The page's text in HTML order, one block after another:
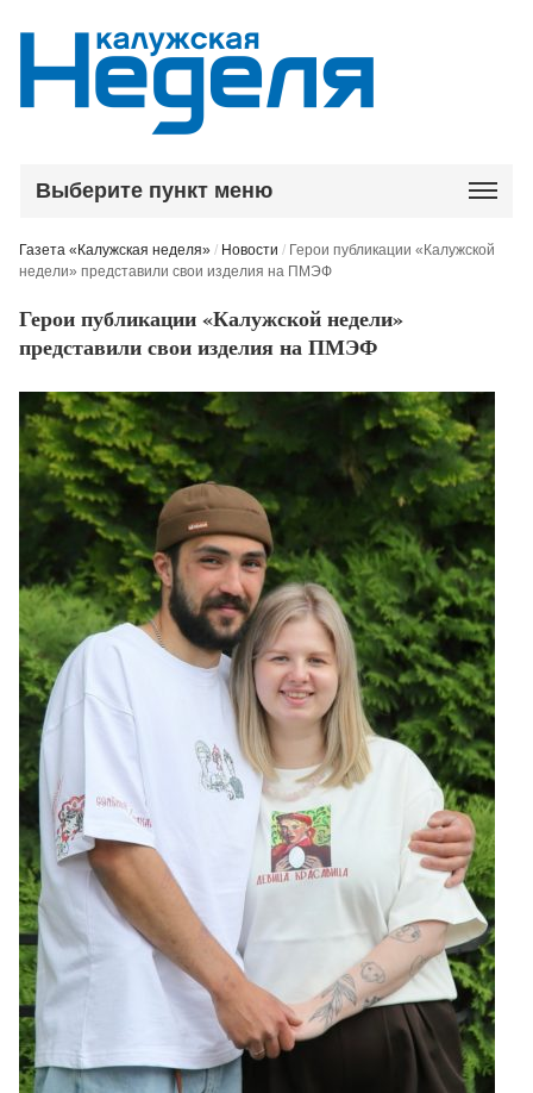
Выберите пункт меню
Газета «Калужская неделя» / Новости / Герои публикации «Калужской
недели» представили свои изделия на ПМЭФ
Герои публикации «Калужской недели»
представили свои изделия на ПМЭФ